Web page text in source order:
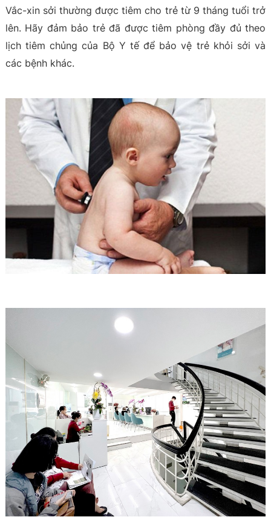
Vắc-xin sởi thường được tiêm cho trẻ từ 9 tháng tuổi trở
lên. Hãy đảm bảo trẻ đã được tiêm phòng đầy đủ theo
lịch tiêm chủng của Bộ Y tế để bảo vệ trẻ khỏi sởi và
các bệnh khác.